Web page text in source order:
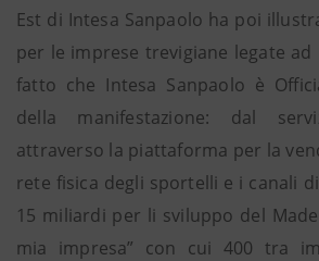
Est di Intesa Sanpaolo ha poi
per le imprese trevigiane legate ad
fatto che Intesa Sanpaolo è
della manifestazione: dal
attraverso la piattaforma per la
rete fisica degli sportelli e i canali
15 miliardi per li sviluppo del
mia impresa” con cui 400 tra